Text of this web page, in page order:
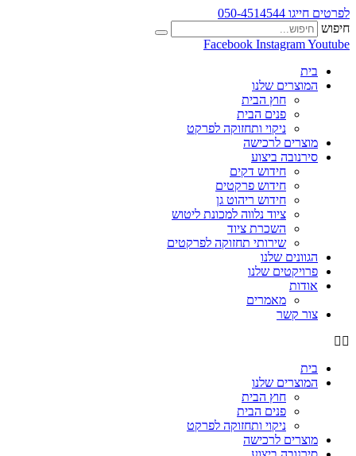
לפרטים חייגו 050-4514544
חיפוש
Facebook InstagramYoutube
בית
המוצרים שלנו
חוץ הבית
פנים הבית
ניקוי ותחזוקה לפרקט
מוצרים לרכישה
סירנובה ביצוע
חידוש דקים
חידוש פרקטים
חידוש ריהוט גן
ציוד נלווה למכונת ליטוש
השכרת ציוד
שירותי תחזוקה לפרקטים
הגוונים שלנו
פרויקטים שלנו
אודות
מאמרים
צור קשר
בית
המוצרים שלנו
חוץ הבית
פנים הבית
ניקוי ותחזוקה לפרקט
מוצרים לרכישה